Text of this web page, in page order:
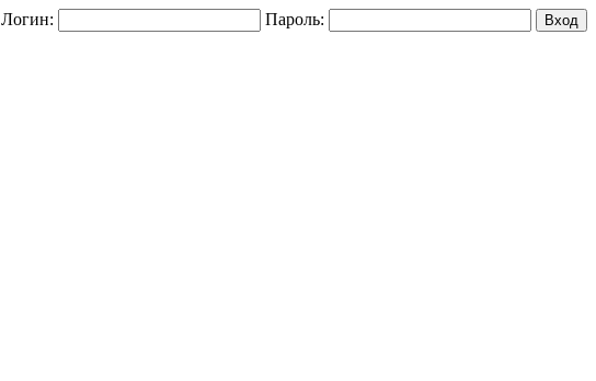
Логин: Пароль: